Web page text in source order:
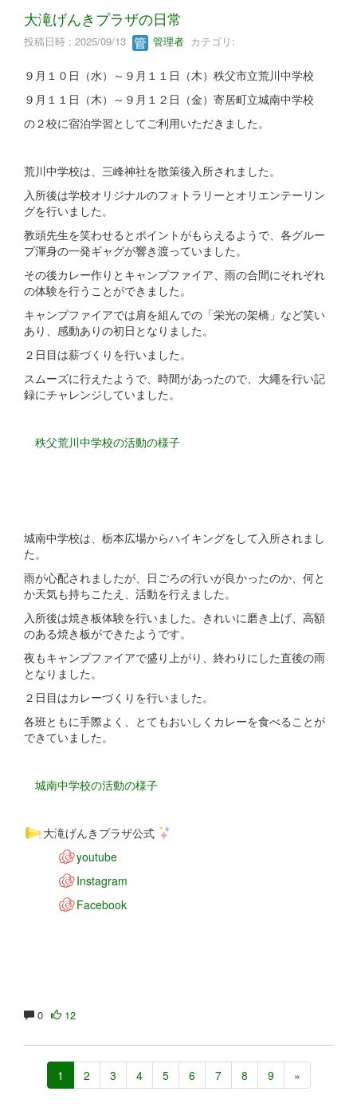
大滝げんきプラザの日常
投稿日時 : 2025/09/13 管理者 カテゴリ:
９月１０日（水）～９月１１日（木）秩父市立荒川中学校
９月１１日（木）～９月１２日（金）寄居町立城南中学校
の２校に宿泊学習としてご利用いただきました。
荒川中学校は、三峰神社を散策後入所されました。
入所後は学校オリジナルのフォトラリーとオリエンテーリン
グを行いました。
教頭先生を笑わせるとポイントがもらえるようで、各グルー
プ渾身の一発ギャグが響き渡っていました。
その後カレー作りとキャンプファイア、雨の合間にそれぞれ
の体験を行うことができました。
キャンプファイアでは肩を組んでの「栄光の架橋」など笑い
あり、感動ありの初日となりました。
２日目は薪づくりを行いました。
スムーズに行えたようで、時間があったので、大繩を行い記
録にチャレンジしていました。
秩父荒川中学校の活動の様子
城南中学校は、栃本広場からハイキングをして入所されまし
た。
雨が心配されましたが、日ごろの行いが良かったのか、何と
か天気も持ちこたえ、活動を行えました。
入所後は焼き板体験を行いました。きれいに磨き上げ、高額
のある焼き板ができたようです。
夜もキャンプファイアで盛り上がり、終わりにした直後の雨
となりました。
２日目はカレーづくりを行いました。
各班ともに手際よく、とてもおいしくカレーを食べることが
できていました。
城南中学校の活動の様子
大滝げんきプラザ公式
youtube
Instagram
Facebook
0 12
1 2 3 4 5 6 7 8 9 »